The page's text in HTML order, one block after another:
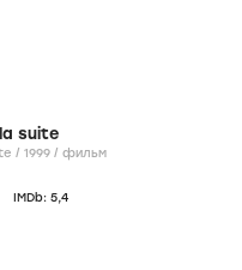
suite
Laura Cadieux... la suite / 1999 / фильм
IMDb: 5,4